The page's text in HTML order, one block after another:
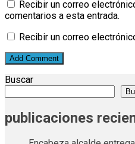
Recibir un correo
comentarios a esta entrada.
Recibir un correo
Buscar
publicaciones